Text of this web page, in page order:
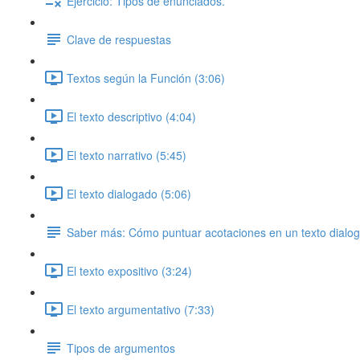
Clave de respuestas
Textos según la Función (3:06)
El texto descriptivo (4:04)
El texto narrativo (5:45)
El texto dialogado (5:06)
Saber más: Cómo puntuar acotaciones en un texto
El texto expositivo (3:24)
El texto argumentativo (7:33)
Tipos de argumentos